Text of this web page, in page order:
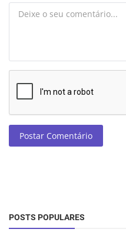
Postar Comentário
POSTS POPULARES